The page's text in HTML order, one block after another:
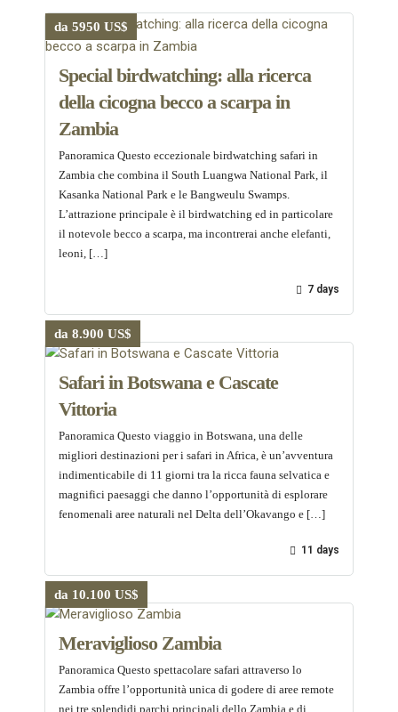
da 5950 US$
Special birdwatching: alla ricerca
della cicogna becco a scarpa in
Zambia
Panoramica Questo eccezionale birdwatching safari in
Zambia che combina il South Luangwa National Park, il
Kasanka National Park e le Bangweulu Swamps.
L’attrazione principale è il birdwatching ed in particolare
il notevole becco a scarpa, ma incontrerai anche elefanti,
leoni, […]
7 days
da 8.900 US$
Safari in Botswana e Cascate
Vittoria
Panoramica Questo viaggio in Botswana, una delle
migliori destinazioni per i safari in Africa, è un’avventura
indimenticabile di 11 giorni tra la ricca fauna selvatica e
magnifici paesaggi che danno l’opportunità di esplorare
fenomenali aree naturali nel Delta dell’Okavango e […]
11 days
da 10.100 US$
Meraviglioso Zambia
Panoramica Questo spettacolare safari attraverso lo
Zambia offre l’opportunità unica di godere di aree remote
nei tre splendidi parchi principali dello Zambia e di